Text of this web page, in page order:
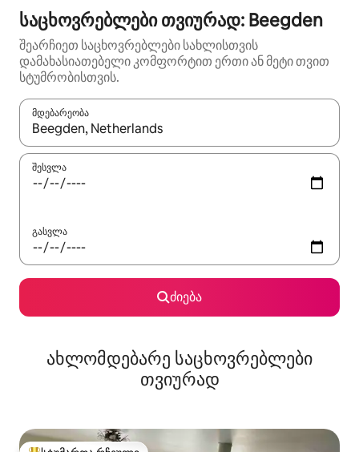
საცხოვრებლები თვიურად: Beegden
შეარჩიეთ საცხოვრებლები სახლისთვის
დამახასიათებელი კომფორტით ერთი ან მეტი თვით
სტუმრობისთვის.
მდებარეობა
როცა შედეგები ხელმისაწვდომი გახდება, ნავიგაციისთვის
შესვლა
გასვლა
ძიება
ახლომდებარე საცხოვრებლები
თვიურად